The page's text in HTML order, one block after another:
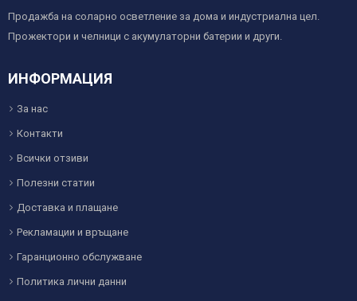
Продажба на соларно осветление за дома и индустриална цел.
Прожектори и челници с акумулаторни батерии и други.
ИНФОРМАЦИЯ
За нас
Контакти
Всички отзиви
Полезни статии
Доставка и плащане
Рекламации и връщане
Гаранционно обслужване
Политика лични данни